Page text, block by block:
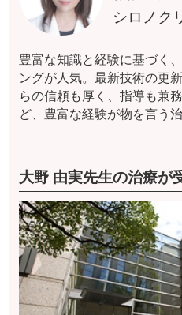
シロノク
豊富な知識と経験に基づく
ングが人気。最新技術の更
らの信頼も厚く、指導も兼
ど、豊富な経験が物を言う
大野 由実先生の治療が